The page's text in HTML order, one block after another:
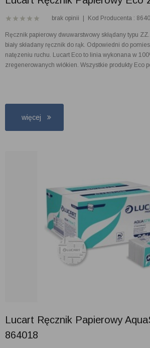
brak opinii Kod Producenta :
Ręcznik papierowy dwuwarstwowy skłądany typu
biały składany ręcznik do rąk. Odpowiedni do
natęzeniu ruchu. Lucart Eco to linia wykonana w
zregenerowanych włókien. Wszystkie produkty Eco
więcej
Lucart Ręcznik Papierowy
864018